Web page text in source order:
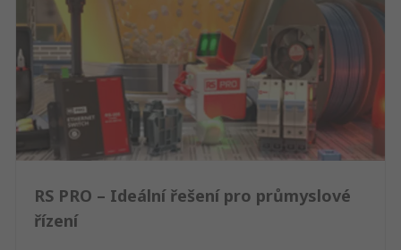
RS PRO – Ideální řešení pro průmyslové
řízení